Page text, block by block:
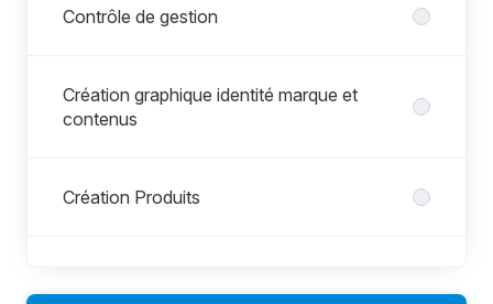
Contrôle de gestion
Création graphique identité marque et
contenus
Création Produits